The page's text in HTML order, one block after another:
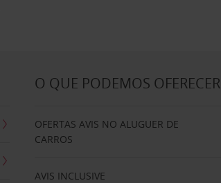
O QUE PODEMOS OFERECER
OFERTAS AVIS NO ALUGUER DE
CARROS
AVIS INCLUSIVE